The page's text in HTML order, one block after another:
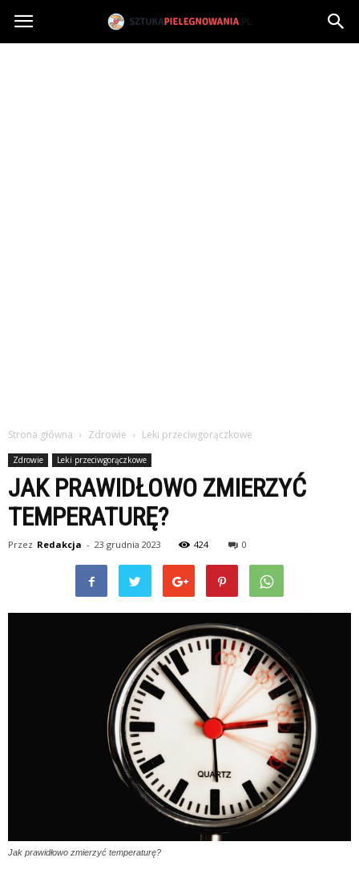
Sztukapielegnowania.pl
Strona główna Zdrowie Leki przeciwgorączkowe
Zdrowie Leki przeciwgorączkowe
JAK PRAWIDŁOWO ZMIERZYĆ
TEMPERATURĘ?
Przez Redakcja - 23 grudnia 2023 424 0
Jak prawidłowo zmierzyć temperaturę?